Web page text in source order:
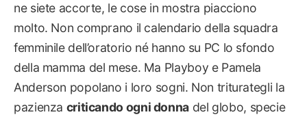
ne siete accorte, le cose in mostra piacciono
molto. Non comprano il calendario della squadra
femminile dell’oratorio né hanno su PC lo sfondo
della mamma del mese. Ma Playboy e Pamela
Anderson popolano i loro sogni. Non triturategli la
pazienza criticando ogni donnadel globo, specie